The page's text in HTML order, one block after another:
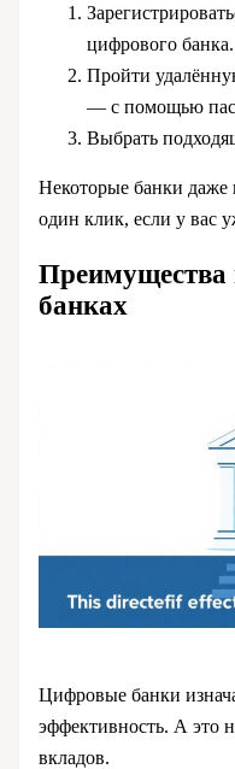
цифрового банка.
Пройти
— с помощью
Выбрать
Некоторые банки даже
один клик, если у вас
Преимущества
банках
Цифровые банки
эффективность. А это
вкладов.